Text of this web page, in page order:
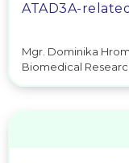
ATAD3A-
Mgr. Dominika
Biomedical